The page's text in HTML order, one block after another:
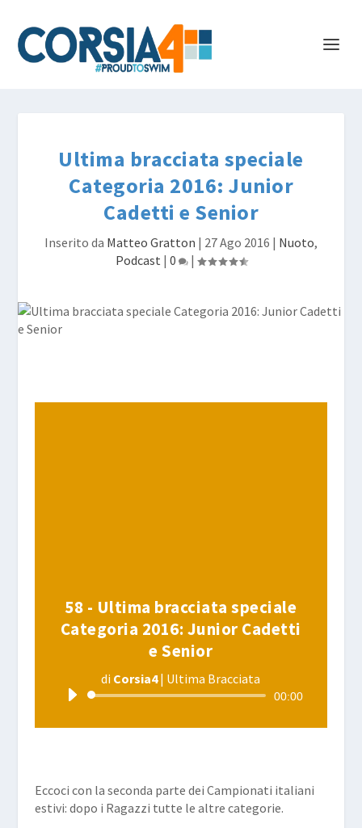
Ultima bracciata speciale
Categoria 2016: Junior
Cadetti e Senior
Inserito da Matteo Gratton | 27 Ago 2016 | Nuoto,
Podcast | 0 |
58 - Ultima bracciata speciale
Categoria 2016: Junior Cadetti
e Senior
di Corsia4| Ultima Bracciata
Audio
00:00
Eccoci con la seconda parte dei Campionati italiani
estivi: dopo i Ragazzi tutte le altre categorie.